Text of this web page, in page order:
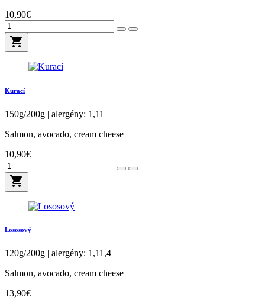
10,90€
shopping_cart
Kurací
150g/200g | alergény: 1,11
Salmon, avocado, cream cheese
10,90€
shopping_cart
Lososový
120g/200g | alergény: 1,11,4
Salmon, avocado, cream cheese
13,90€